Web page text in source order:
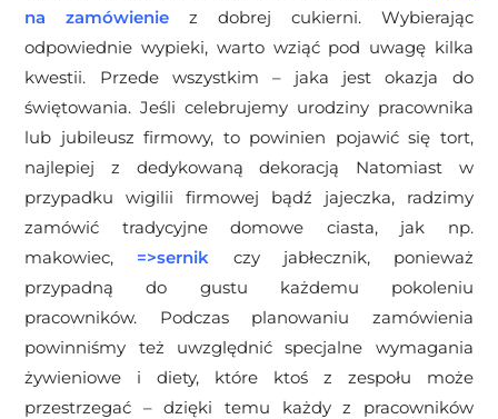
na zamówienie z dobrej cukierni. Wybierając
odpowiednie wypieki, warto wziąć pod uwagę kilka
kwestii. Przede wszystkim – jaka jest okazja do
świętowania. Jeśli celebrujemy urodziny pracownika
lub jubileusz firmowy, to powinien pojawić się tort,
najlepiej z dedykowaną dekoracją Natomiast w
przypadku wigilii firmowej bądź jajeczka, radzimy
zamówić tradycyjne domowe ciasta, jak np.
makowiec, =>sernik czy jabłecznik, ponieważ
przypadną do gustu każdemu pokoleniu
pracowników. Podczas planowaniu zamówienia
powinniśmy też uwzględnić specjalne wymagania
żywieniowe i diety, które ktoś z zespołu może
przestrzegać – dzięki temu każdy z pracowników